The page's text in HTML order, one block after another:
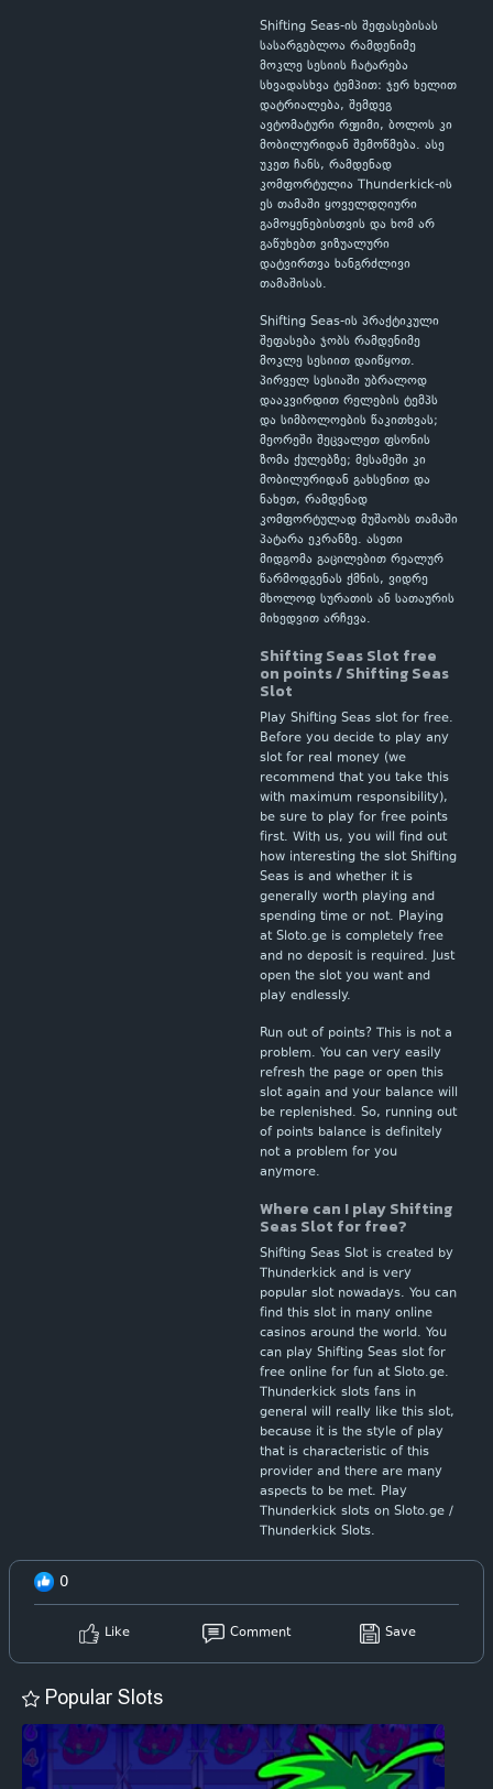
Shifting Seas-ის შეფასებისას
სასარგებლოა რამდენიმე
მოკლე სესიის ჩატარება
სხვადასხვა ტემპით: ჯერ ხელით
დატრიალება, შემდეგ
ავტომატური რეჟიმი, ბოლოს კი
მობილურიდან შემოწმება. ასე
უკეთ ჩანს, რამდენად
კომფორტულია Thunderkick-ის
ეს თამაში ყოველდღიური
გამოყენებისთვის და ხომ არ
გაწუხებთ ვიზუალური
დატვირთვა ხანგრძლივი
თამაშისას.
Shifting Seas-ის პრაქტიკული
შეფასება ჯობს რამდენიმე
მოკლე სესიით დაიწყოთ.
პირველ სესიაში უბრალოდ
დააკვირდით რელების ტემპს
და სიმბოლოების წაკითხვას;
მეორეში შეცვალეთ ფსონის
ზომა ქულებზე; მესამეში კი
მობილურიდან გახსენით და
ნახეთ, რამდენად
კომფორტულად მუშაობს თამაში
პატარა ეკრანზე. ასეთი
მიდგომა გაცილებით რეალურ
წარმოდგენას ქმნის, ვიდრე
მხოლოდ სურათის ან სათაურის
მიხედვით არჩევა.
Shifting Seas Slot free
on points / Shifting Seas
Slot
Play Shifting Seas slot for free.
Before you decide to play any
slot for real money (we
recommend that you take this
with maximum responsibility),
be sure to play for free points
first. With us, you will find out
how interesting the slot Shifting
Seas is and whether it is
generally worth playing and
spending time or not. Playing
at Sloto.ge is completely free
and no deposit is required. Just
open the slot you want and
play endlessly.
Run out of points? This is not a
problem. You can very easily
refresh the page or open this
slot again and your balance will
be replenished. So, running out
of points balance is definitely
not a problem for you
anymore.
Where can I play Shifting
Seas Slot for free?
Shifting Seas Slot is created by
Thunderkick and is very
popular slot nowadays. You can
find this slot in many online
casinos around the world. You
can play Shifting Seas slot for
free online for fun at Sloto.ge.
Thunderkick slots fans in
general will really like this slot,
because it is the style of play
that is characteristic of this
provider and there are many
aspects to be met. Play
Thunderkick slots on Sloto.ge /
Thunderkick Slots.
0
Like Comment Save
Popular Slots